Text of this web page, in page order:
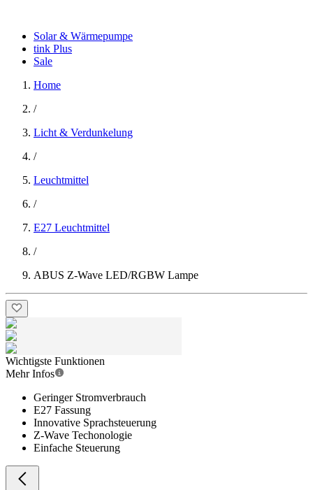
Solar & Wärmepumpe
tink Plus
Sale
Home
/
Licht & Verdunkelung
/
Leuchtmittel
/
E27 Leuchtmittel
/
ABUS Z-Wave LED/RGBW Lampe
Wichtigste Funktionen
Mehr Infos
Geringer Stromverbrauch
E27 Fassung
Innovative Sprachsteuerung
Z-Wave Techonologie
Einfache Steuerung